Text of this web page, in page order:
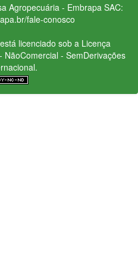
Agropecuária - Embrapa SAC:
fale-conosco
licenciado sob a Licença
- SemDerivações